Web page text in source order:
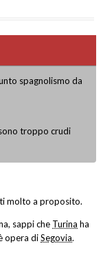
spagnolismo da
troppo crudi
molto a proposito.
sappi che Turina ha
opera diSegovia.